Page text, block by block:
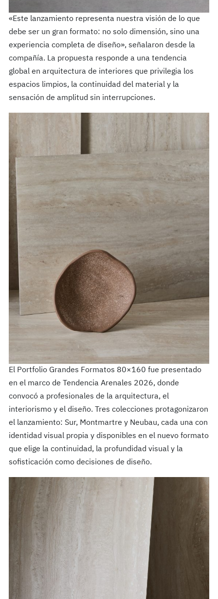
«Este lanzamiento representa nuestra visión de lo que
debe ser un gran formato: no solo dimensión, sino una
experiencia completa de diseño», señalaron desde la
compañía. La propuesta responde a una tendencia
global en arquitectura de interiores que privilegia los
espacios limpios, la continuidad del material y la
sensación de amplitud sin interrupciones.
El Portfolio Grandes Formatos 80×160 fue presentado
en el marco de Tendencia Arenales 2026, donde
convocó a profesionales de la arquitectura, el
interiorismo y el diseño. Tres colecciones protagonizaron
el lanzamiento: Sur, Montmartre y Neubau, cada una con
identidad visual propia y disponibles en el nuevo formato
que elige la continuidad, la profundidad visual y la
sofisticación como decisiones de diseño.